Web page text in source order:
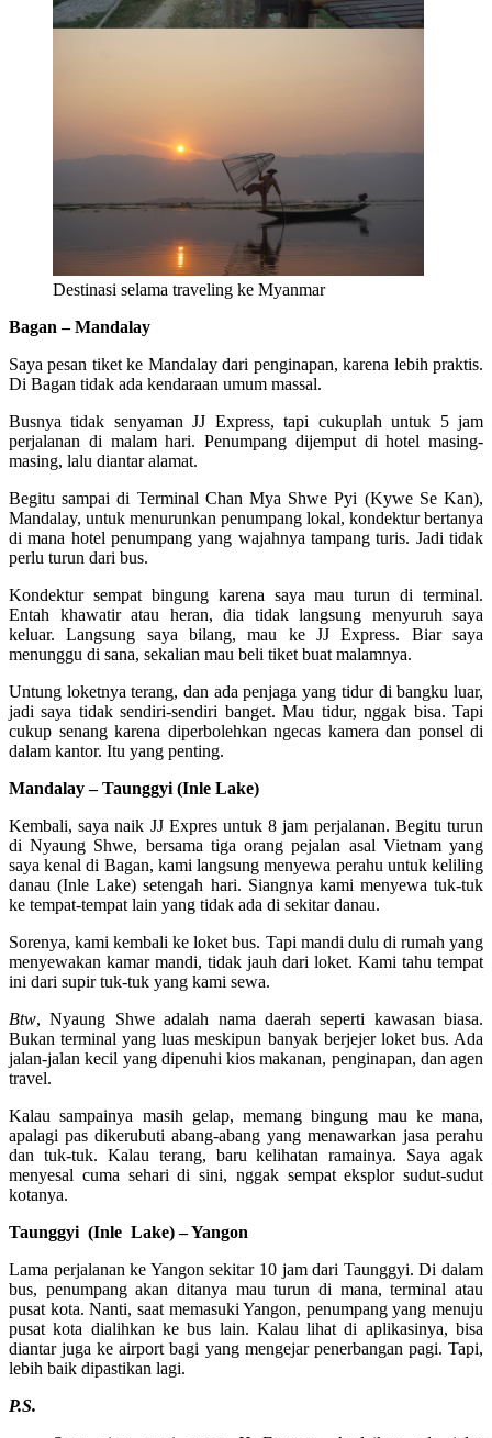
Destinasi selama traveling ke Myanmar
Bagan – Mandalay
Saya pesan tiket ke Mandalay dari penginapan, karena lebih praktis.
Di Bagan tidak ada kendaraan umum massal.
Busnya tidak senyaman JJ Express, tapi cukuplah untuk 5 jam
perjalanan di malam hari. Penumpang dijemput di hotel masing-
masing, lalu diantar alamat.
Begitu sampai di Terminal Chan Mya Shwe Pyi (Kywe Se Kan),
Mandalay, untuk menurunkan penumpang lokal, kondektur bertanya
di mana hotel penumpang yang wajahnya tampang turis. Jadi tidak
perlu turun dari bus.
Kondektur sempat bingung karena saya mau turun di terminal.
Entah khawatir atau heran, dia tidak langsung menyuruh saya
keluar. Langsung saya bilang, mau ke JJ Express. Biar saya
menunggu di sana, sekalian mau beli tiket buat malamnya.
Untung loketnya terang, dan ada penjaga yang tidur di bangku luar,
jadi saya tidak sendiri-sendiri banget. Mau tidur, nggak bisa. Tapi
cukup senang karena diperbolehkan ngecas kamera dan ponsel di
dalam kantor. Itu yang penting.
Mandalay – Taunggyi (Inle Lake)
Kembali, saya naik JJ Expres untuk 8 jam perjalanan. Begitu turun
di Nyaung Shwe, bersama tiga orang pejalan asal Vietnam yang
saya kenal di Bagan, kami langsung menyewa perahu untuk keliling
danau (Inle Lake) setengah hari. Siangnya kami menyewa tuk-tuk
ke tempat-tempat lain yang tidak ada di sekitar danau.
Sorenya, kami kembali ke loket bus. Tapi mandi dulu di rumah yang
menyewakan kamar mandi, tidak jauh dari loket. Kami tahu tempat
ini dari supir tuk-tuk yang kami sewa.
Btw, Nyaung Shwe adalah nama daerah seperti kawasan biasa.
Bukan terminal yang luas meskipun banyak berjejer loket bus. Ada
jalan-jalan kecil yang dipenuhi kios makanan, penginapan, dan agen
travel.
Kalau sampainya masih gelap, memang bingung mau ke mana,
apalagi pas dikerubuti abang-abang yang menawarkan jasa perahu
dan tuk-tuk. Kalau terang, baru kelihatan ramainya. Saya agak
menyesal cuma sehari di sini, nggak sempat eksplor sudut-sudut
kotanya.
Taunggyi (Inle Lake) – Yangon
Lama perjalanan ke Yangon sekitar 10 jam dari Taunggyi. Di dalam
bus, penumpang akan ditanya mau turun di mana, terminal atau
pusat kota. Nanti, saat memasuki Yangon, penumpang yang menuju
pusat kota dialihkan ke bus lain. Kalau lihat di aplikasinya, bisa
diantar juga ke airport bagi yang mengejar penerbangan pagi. Tapi,
lebih baik dipastikan lagi.
P.S.